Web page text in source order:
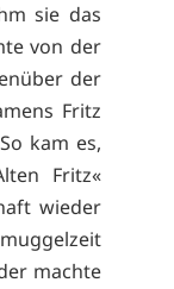
sie das
von der
der
Fritz
kam es,
Fritz«
wieder
machte